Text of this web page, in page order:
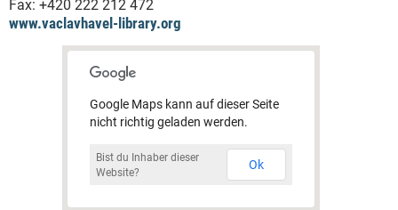
Fax: +420 222 212 472
www.vaclavhavel-library.org
Google Maps kann auf dieser Seite
nicht richtig geladen werden.
Bist du Inhaber dieser
Website?
Ok